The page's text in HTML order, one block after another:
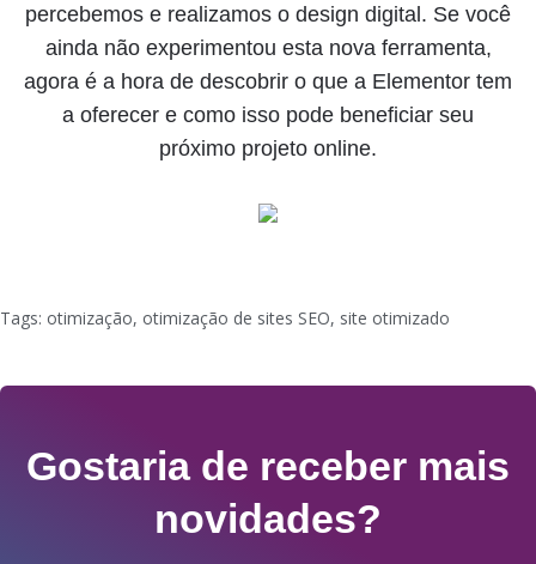
percebemos e realizamos o design digital. Se você
ainda não experimentou esta nova ferramenta,
agora é a hora de descobrir o que a Elementor tem
a oferecer e como isso pode beneficiar seu
próximo projeto online.
Tags: otimização, otimização de sites SEO, site otimizado
Gostaria de receber mais
novidades?